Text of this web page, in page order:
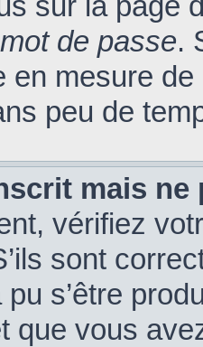
de passe.
en mesure
peu de
mais ne
vérifiez
sont
s’être
que vous